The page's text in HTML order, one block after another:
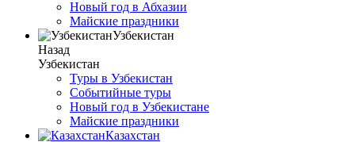
Новый год в Абхазии
Майские праздники
Узбекистан
Назад
Узбекистан
Туры в Узбекистан
Событийные туры
Новый год в Узбекистане
Майские праздники
Казахстан